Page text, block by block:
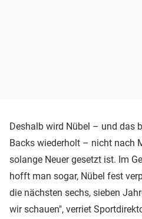
Deshalb wird Nübel – und das
Backs wiederholt – nicht nach
solange Neuer gesetzt ist. Im
hofft man sogar, Nübel fest
die nächsten sechs, sieben
wir schauen", verriet